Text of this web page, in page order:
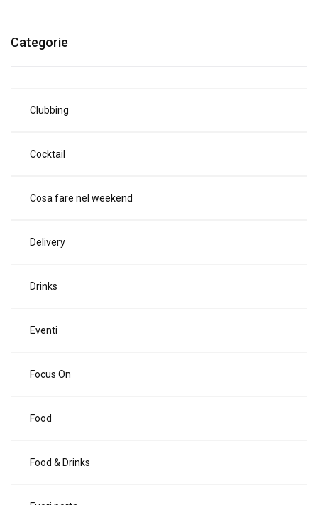
Categorie
Clubbing
Cocktail
Cosa fare nel weekend
Delivery
Drinks
Eventi
Focus On
Food
Food & Drinks